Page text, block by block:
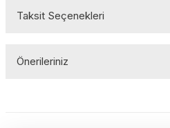
Taksit Seçenekleri
Önerileriniz